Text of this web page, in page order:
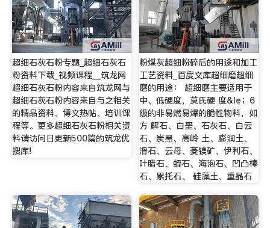
超细石灰石粉专题_超细石灰石
粉资料下载_视频课程__筑龙网
超细石灰石粉内容来自筑龙网与
超细石灰石粉内容来自与之相关
的精品资料、博文热帖、培训课
程等。更多超细石灰石粉相关资
料请访问日更新500篇的筑龙优
搜库!
粉煤灰超细粉碎后的用途和加工
工艺资料_百度文库超细磨超细
磨的用途： 超细磨主要适用于
中、低硬度，莫氏硬 度&le；6
级的非易燃易爆的脆性物料，如
方 解石、白垩、石灰石、白云
石、炭黑、高岭 土、膨润土、
滑石、云母、菱镁矿、伊利石、
叶腊石、蛭石、海泡石、凹凸棒
石、累托石、 硅藻土、重晶石